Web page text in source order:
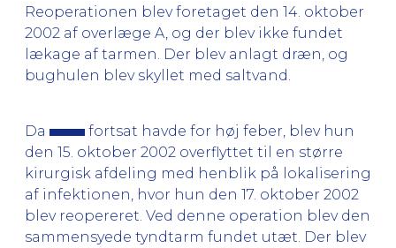
Reoperationen blev foretaget den 14. oktober
2002 af overlæge A, og der blev ikke fundet
lækage af tarmen. Der blev anlagt dræn, og
bughulen blev skyllet med saltvand.
Da
fortsat havde for høj feber, blev hun
den 15. oktober 2002 overflyttet til en større
kirurgisk afdeling med henblik på lokalisering
af infektionen, hvor hun den 17. oktober 2002
blev reopereret. Ved denne operation blev den
sammensyede tyndtarm fundet utæt. Der blev